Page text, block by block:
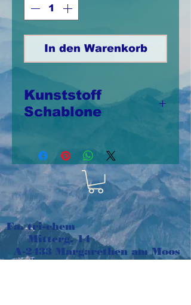
In den Warenkorb
Kunststoff
Schablone
Kunststoff 20cm x
25,5cm,
wiederverwendbar
Fa. tri-chem
Mitterg. 14
A-2433 Margarethen am Moos